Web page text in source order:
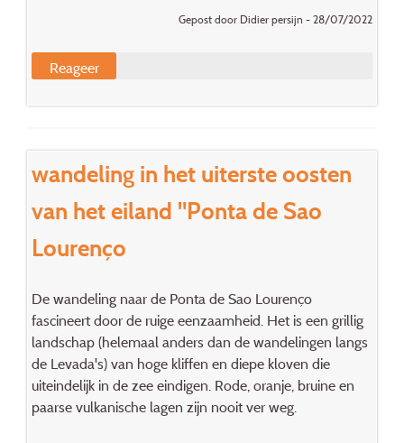
Gepost door Didier persijn - 28/07/2022
Reageer
wandeling in het uiterste oosten
van het eiland "Ponta de Sao
Lourenço
De wandeling naar de Ponta de Sao Lourenço
fascineert door de ruige eenzaamheid. Het is een grillig
landschap (helemaal anders dan de wandelingen langs
de Levada's) van hoge kliffen en diepe kloven die
uiteindelijk in de zee eindigen. Rode, oranje, bruine en
paarse vulkanische lagen zijn nooit ver weg.